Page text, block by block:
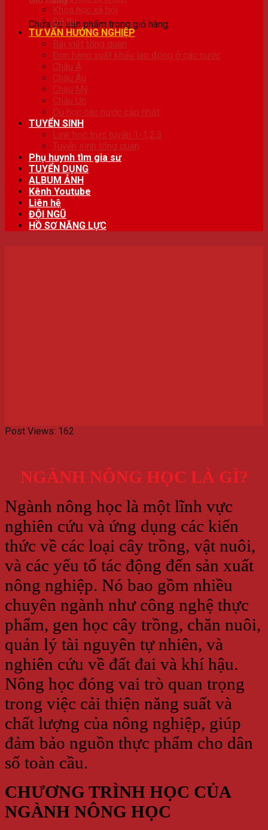
Chưa có sản phẩm trong giỏ hàng.
Khoa học xã hội
Đề thi
TƯ VẤN HƯỚNG NGHIỆP
Bài viêt tổng quan
Đơn hàng xuất khẩu lao động ở các nước
Châu Á
Châu Âu
Châu Mỹ
Châu Úc
Du học các nước cập nhật
TUYỂN SINH
Link học trực tuyến 1-1,2,3
Tuyển sinh tổng quan
Phụ huynh tìm gia sư
TUYỂN DỤNG
ALBUM ẢNH
Kênh Youtube
Liên hệ
ĐỘI NGŨ
HỒ SƠ NĂNG LỰC
Post Views: 162
NGÀNH NÔNG HỌC LÀ GÌ?
Ngành nông học là một lĩnh vực
nghiên cứu và ứng dụng các kiến
thức về các loại cây trồng, vật nuôi,
và các yếu tố tác động đến sản xuất
nông nghiệp. Nó bao gồm nhiều
chuyên ngành như công nghệ thực
phẩm, gen học cây trồng, chăn nuôi,
quản lý tài nguyên tự nhiên, và
nghiên cứu về đất đai và khí hậu.
Nông học đóng vai trò quan trọng
trong việc cải thiện năng suất và
chất lượng của nông nghiệp, giúp
đảm bảo nguồn thực phẩm cho dân
số toàn cầu.
CHƯƠNG TRÌNH HỌC CỦA
NGÀNH NÔNG HỌC